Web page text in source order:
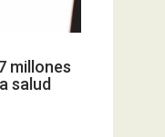
millones
salud